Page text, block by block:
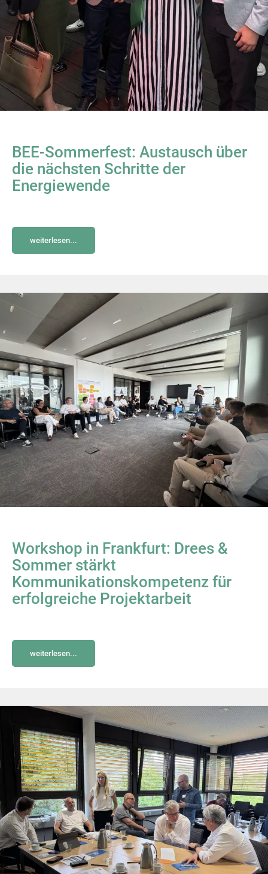
BEE-Sommerfest: Austausch über
die nächsten Schritte der
Energiewende
weiterlesen...
Workshop in Frankfurt: Drees &
Sommer stärkt
Kommunikationskompetenz für
erfolgreiche Projektarbeit
weiterlesen...